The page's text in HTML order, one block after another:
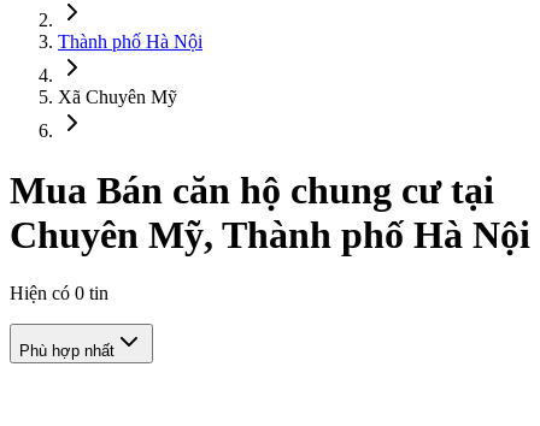
Thành phố Hà Nội
Xã Chuyên Mỹ
Mua Bán căn hộ chung cư tại
Chuyên Mỹ, Thành phố Hà Nội
Hiện có 0 tin
Phù hợp nhất